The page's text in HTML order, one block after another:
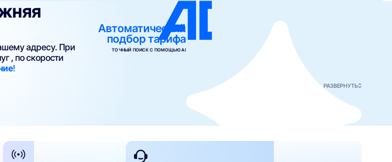
адресу. При
, по скорости
!
Автоматический
подбор тарифа
ТОЧНЫЙ ПОИСК С ПОМОЩЬЮ AI
РАЗВЕРНУТЬ